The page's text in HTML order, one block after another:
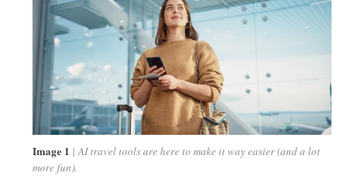
Image 1
AI travel tools are here to make it way easier (and a lot
more fun).